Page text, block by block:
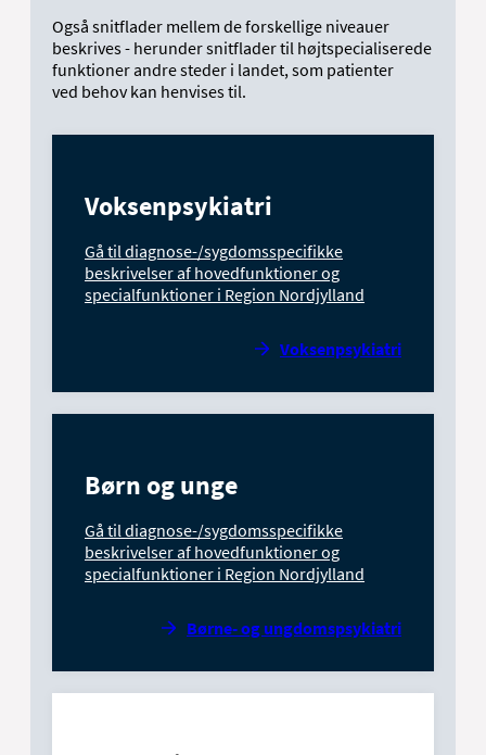
Også snitflader mellem de forskellige niveauer
beskrives - herunder snitflader til højtspecialiserede
funktioner andre steder i landet, som patienter
ved behov kan henvises til.
Voksenpsykiatri
Gå til diagnose-/sygdomsspecifikke
beskrivelser af hovedfunktioner og
specialfunktioner i Region Nordjylland
Voksenpsykiatri
Børn og unge
Gå til diagnose-/sygdomsspecifikke
beskrivelser af hovedfunktioner og
specialfunktioner i Region Nordjylland
Børne- og ungdomspsykiatri